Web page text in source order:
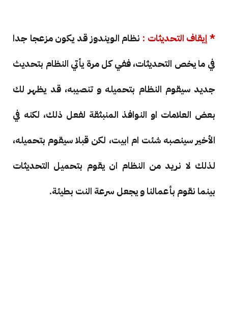
* إيقاف التحديثات : نظام الويندوز قد يكون مزعجا جدا
في ما يخص التحديثات، ففي كل مرة يأتي النظام بتحديث
جديد سيقوم النظام بتحميله و تنصيبه، قد يظهر لك
بعض العلامات او النوافذ المنبثقة لفعل ذلك، لكنه في
الأخير سينصبه شئت ام ابيت، لكن قبلا سيقوم بتحميله،
لذلك لا نريد من النظام ان يقوم بتحميل التحديثات
بينما نقوم بأعمالنا و يجعل سرعة النت بطيئة.